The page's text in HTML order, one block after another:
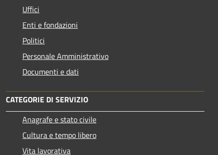
Uffici
Enti e fondazioni
Politici
Personale Amministrativo
Documenti e dati
CATEGORIE DI SERVIZIO
Anagrafe e stato civile
Cultura e tempo libero
Vita lavorativa